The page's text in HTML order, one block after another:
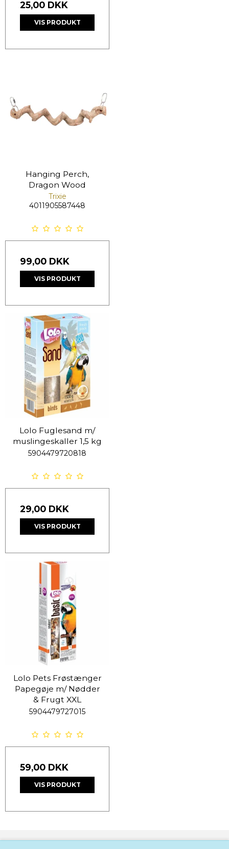
25,00 DKK
VIS PRODUKT
Hanging Perch,
Dragon Wood
Trixie
4011905587448
99,00 DKK
VIS PRODUKT
Lolo Fuglesand m/
muslingeskaller 1,5 kg
5904479720818
29,00 DKK
VIS PRODUKT
Lolo Pets Frøstænger
Papegøje m/ Nødder
& Frugt XXL
5904479727015
59,00 DKK
VIS PRODUKT